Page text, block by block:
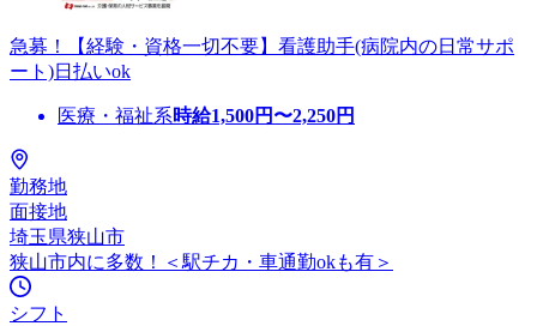
急募！【経験・資格一切不要】看護助手(病院内の日常サポ
ート)日払いok
医療・福祉系時給1,500円〜2,250円
勤務地
面接地
埼玉県狭山市
狭山市内に多数！＜駅チカ・車通勤okも有＞
シフト